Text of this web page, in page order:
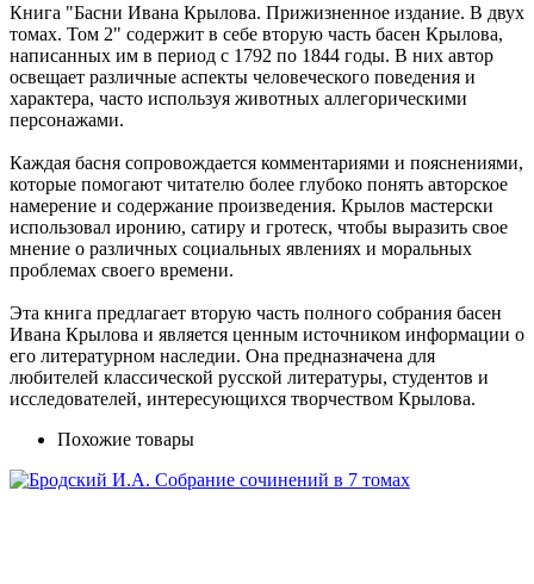
Книга "Басни Ивана Крылова. Прижизненное издание. В двух
томах. Том 2" содержит в себе вторую часть басен Крылова,
написанных им в период с 1792 по 1844 годы. В них автор
освещает различные аспекты человеческого поведения и
характера, часто используя животных аллегорическими
персонажами.
Каждая басня сопровождается комментариями и пояснениями,
которые помогают читателю более глубоко понять авторское
намерение и содержание произведения. Крылов мастерски
использовал иронию, сатиру и гротеск, чтобы выразить свое
мнение о различных социальных явлениях и моральных
проблемах своего времени.
Эта книга предлагает вторую часть полного собрания басен
Ивана Крылова и является ценным источником информации о
его литературном наследии. Она предназначена для
любителей классической русской литературы, студентов и
исследователей, интересующихся творчеством Крылова.
Похожие товары